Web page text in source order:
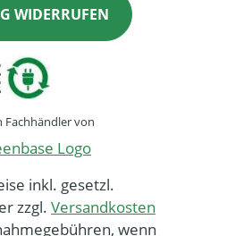
WIDERRUFEN
Fachhändler von
inkl. gesetzl.
zzgl. Versandkosten
wenn